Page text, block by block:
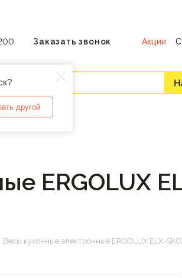
другой
Заказать звонок Акции
ERGOLUX
Весы кухонные электронные ERGOLUX ELX-